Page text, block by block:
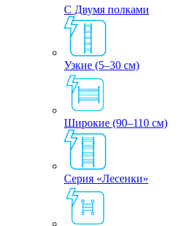
С Двумя полками
Узкие (5–30 см)
Широкие (90–110 см)
Серия «Лесенки»